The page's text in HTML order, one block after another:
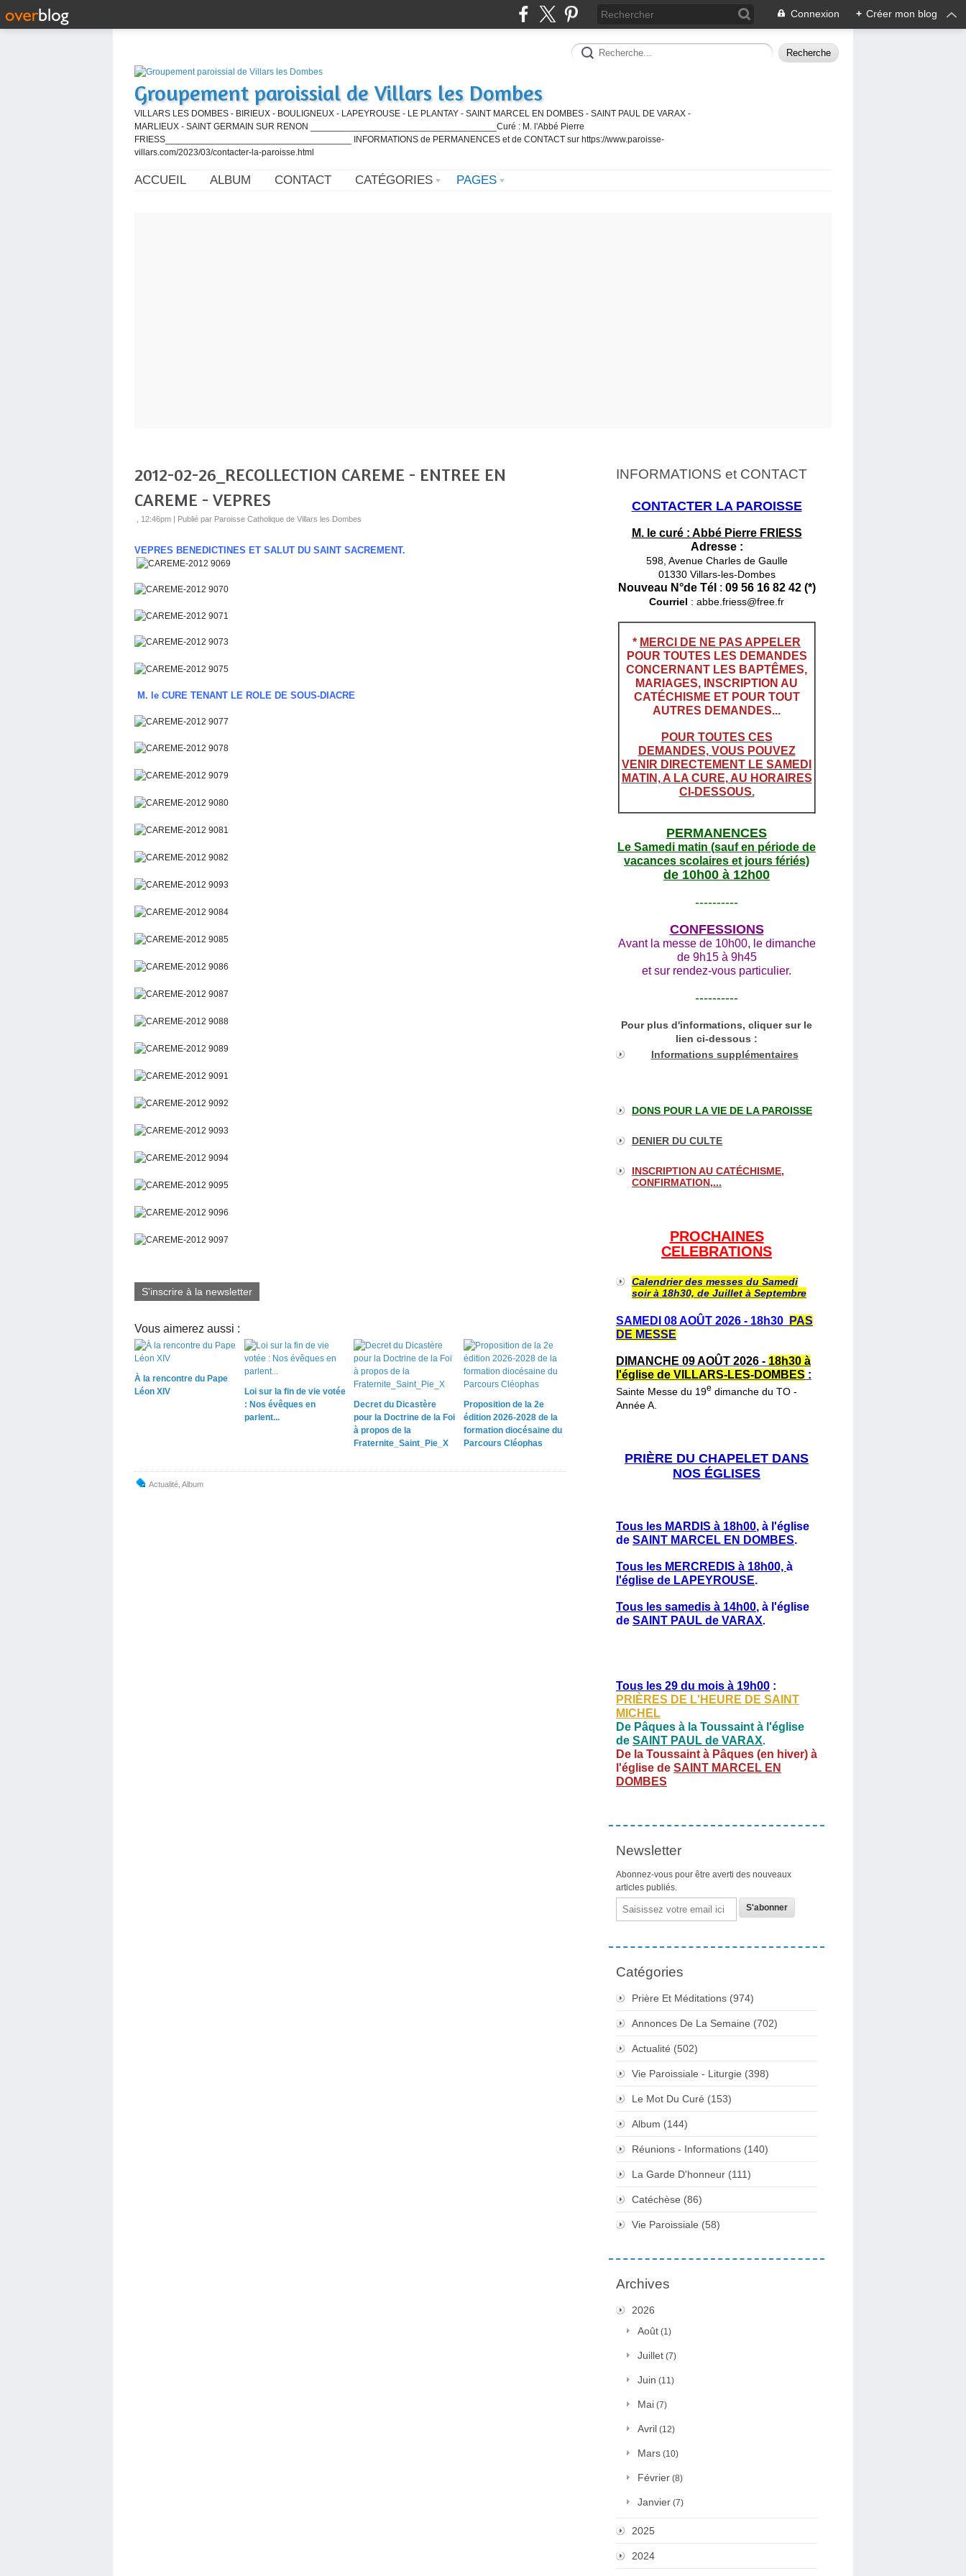
Connexion + Créer mon blog
Groupement paroissial de Villars les Dombes
VILLARS LES DOMBES - BIRIEUX - BOULIGNEUX - LAPEYROUSE - LE PLANTAY - SAINT MARCEL EN DOMBES - SAINT PAUL DE VARAX -
MARLIEUX - SAINT GERMAIN SUR RENON _____________________________________Curé : M. l'Abbé Pierre
FRIESS_____________________________________ INFORMATIONS de PERMANENCES et de CONTACT sur https://www.paroisse-
villars.com/2023/03/contacter-la-paroisse.html
ACCUEIL ALBUM CONTACT CATÉGORIES PAGES
2012-02-26_RECOLLECTION CAREME - ENTREE EN
CAREME - VEPRES
, 12:46pm | Publié par Paroisse Catholique de Villars les Dombes
VEPRES BENEDICTINES ET SALUT DU SAINT SACREMENT.
M. le CURE TENANT LE ROLE DE SOUS-DIACRE
S'inscrire à la newsletter
Vous aimerez aussi :
À la rencontre du Pape
Léon XIV
Loi sur la fin de vie votée
: Nos évêques en
parlent...
Decret du Dicastère
pour la Doctrine de la Foi
à propos de la
Fraternite_Saint_Pie_X
Proposition de la 2e
édition 2026-2028 de la
formation diocésaine du
Parcours Cléophas
Actualité Album
INFORMATIONS et CONTACT
CONTACTER LA PAROISSE
M. le curé : Abbé Pierre FRIESS
Adresse :
598, Avenue Charles de Gaulle
01330 Villars-les-Dombes
Nouveau N°de Tél : 09 56 16 82 42 (*)
Courriel : abbe.friess@free.fr
* MERCI DE NE PAS APPELER
POUR TOUTES LES DEMANDES
CONCERNANT LES BAPTÊMES,
MARIAGES, INSCRIPTION AU
CATÉCHISME ET POUR TOUT
AUTRES DEMANDES...
POUR TOUTES CES
DEMANDES, VOUS POUVEZ
VENIR DIRECTEMENT LE SAMEDI
MATIN, A LA CURE, AU HORAIRES
CI-DESSOUS.
PERMANENCES
Le Samedi matin (sauf en période de
vacances scolaires et jours fériés)
de 10h00 à 12h00
----------
CONFESSIONS
Avant la messe de 10h00, le dimanche
de 9h15 à 9h45
et sur rendez-vous particulier.
----------
Pour plus d'informations, cliquer sur le
lien ci-dessous :
Informations supplémentaires
DONS POUR LA VIE DE LA PAROISSE
DENIER DU CULTE
INSCRIPTION AU CATÉCHISME,
CONFIRMATION,...
PROCHAINES
CELEBRATIONS
Calendrier des messes du Samedi
soir à 18h30, de Juillet à Septembre
SAMEDI 08 AOÛT 2026 - 18h30
PAS
DE MESSE
DIMANCHE 09 AOÛT 2026 - 18h30 à
l'église de VILLARS-LES-DOMBES :
Sainte Messe du 19e dimanche du TO -
Année A.
PRIÈRE DU CHAPELET DANS
NOS ÉGLISES
Tous les MARDIS à 18h00, à l'église
de SAINT MARCEL EN DOMBES.
Tous les MERCREDIS à 18h00, à
l'église de LAPEYROUSE.
Tous les samedis à 14h00, à l'église
de SAINT PAUL de VARAX.
Tous les 29 du mois à 19h00 :
PRIÈRES DE L'HEURE DE SAINT
MICHEL
De Pâques à la Toussaint à l'église
de SAINT PAUL de VARAX.
De la Toussaint à Pâques (en hiver) à
l'église de SAINT MARCEL EN
DOMBES
Newsletter
Abonnez-vous pour être averti des nouveaux
articles publiés.
Email
Catégories
Prière Et Méditations (974)
Annonces De La Semaine (702)
Actualité (502)
Vie Paroissiale - Liturgie (398)
Le Mot Du Curé (153)
Album (144)
Réunions - Informations (140)
La Garde D'honneur (111)
Catéchèse (86)
Vie Paroissiale (58)
Archives
2026
Août (1)
Juillet (7)
Juin (11)
Mai (7)
Avril (12)
Mars (10)
Février (8)
Janvier (7)
2025
2024